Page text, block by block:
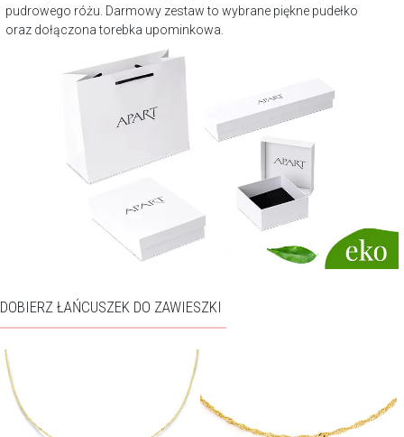
pudrowego różu. Darmowy zestaw to wybrane piękne pudełko
oraz dołączona torebka upominkowa.
DOBIERZ ŁAŃCUSZEK DO ZAWIESZKI